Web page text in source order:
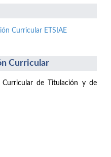
Curricular ETSIAE
Curricular
Curricular de Titulación y de